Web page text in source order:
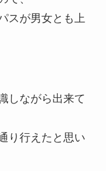
スが男女とも上
しながら出来て
り行えたと思い